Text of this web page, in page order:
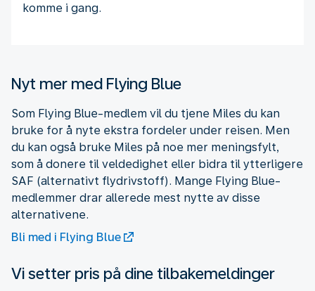
komme i gang.
Nyt mer med Flying Blue
Som Flying Blue-medlem vil du tjene Miles du kan
bruke for å nyte ekstra fordeler under reisen. Men
du kan også bruke Miles på noe mer meningsfylt,
som å donere til veldedighet eller bidra til ytterligere
SAF (alternativt flydrivstoff). Mange Flying Blue-
medlemmer drar allerede mest nytte av disse
alternativene.
Bli med i Flying Blue
Vi setter pris på dine tilbakemeldinger